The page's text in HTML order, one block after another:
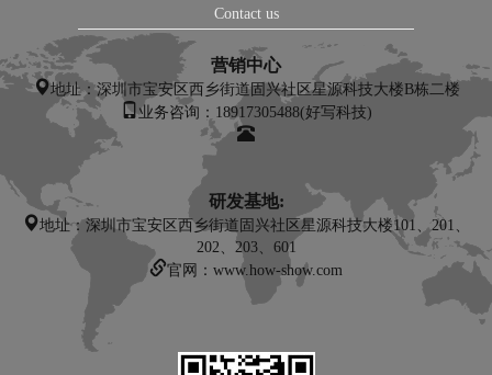
Contact us
营销中心
地址：深圳市宝安区西乡街道固兴社区星源科技大楼B栋二楼
业务咨询：18917305488(好写科技)
研发基地:
地址：深圳市宝安区西乡街道固兴社区星源科技大楼101、201、
202、203、601
官网：www.how-show.com